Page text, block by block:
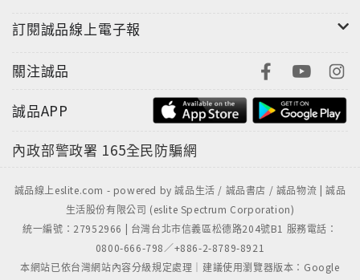
訂閱誠品線上電子報
關注誠品
誠品APP
內政部警政署 165全民防騙網
誠品線上eslite.com - powered by 誠品生活 / 誠品書店 / 誠品物流 | 誠品
生活股份有限公司 (eslite Spectrum Corporation)
統一編號：27952966 | 台灣台北市信義區松德路204號B1 服務電話：
0800-666-798／+886-2-8789-8921
本網站已依台灣網站內容分級規定處理｜建議使用瀏覽器版本：Google